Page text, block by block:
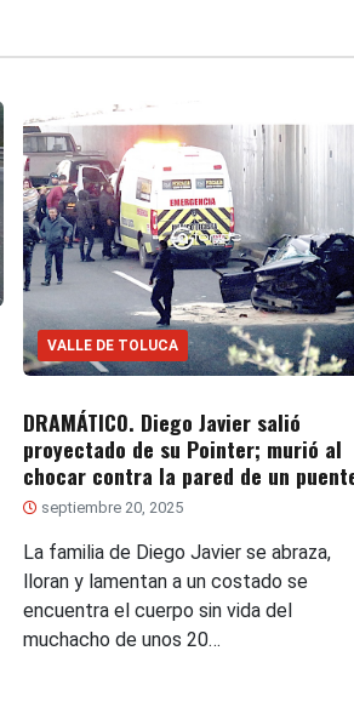
VALLE DE TOLUCA
DRAMÁTICO. Diego Javier salió
proyectado de su Pointer; murió al
chocar contra la pared de un
septiembre 20, 2025
La familia de Diego Javier se abraza,
lloran y lamentan a un costado se
encuentra el cuerpo sin vida del
muchacho de unos 20…